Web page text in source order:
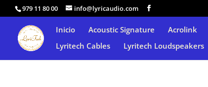
979 11 80 00 info@lyricaudio.com
Inicio Acoustic Signature Acrolink
Lyritech Cables
Lyritech Loudspeakers